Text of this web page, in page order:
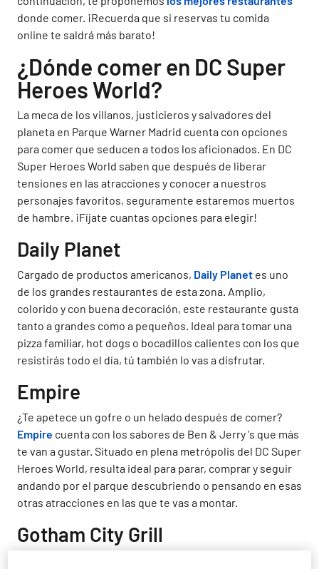
donde comer. ¡Recuerda que si reservas tu comida
online te saldrá más barato!
¿Dónde comer en DC Super
Heroes World?
La meca de los villanos, justicieros y salvadores del
planeta en Parque Warner Madrid cuenta con opciones
para comer que seducen a todos los aficionados. En DC
Super Heroes World saben que después de liberar
tensiones en las atracciones y conocer a nuestros
personajes favoritos, seguramente estaremos muertos
de hambre. ¡Fíjate cuantas opciones para elegir!
Daily Planet
Cargado de productos americanos, Daily Planet es uno
de los grandes restaurantes de esta zona. Amplio,
colorido y con buena decoración, este restaurante gusta
tanto a grandes como a pequeños. Ideal para tomar una
pizza familiar, hot dogs o bocadillos calientes con los que
resistirás todo el día, tú también lo vas a disfrutar.
Empire
¿Te apetece un gofre o un helado después de comer?
Empire cuenta con los sabores de Ben & Jerry 's que más
te van a gustar. Situado en plena metrópolis del DC Super
Heroes World, resulta ideal para parar, comprar y seguir
andando por el parque descubriendo o pensando en esas
otras atracciones en las que te vas a montar.
Gotham City Grill